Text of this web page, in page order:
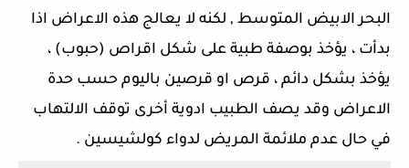
البحر الابيض المتوسط , لكنه لا يعالج هذه الاعراض اذا
بدأت ، يؤخذ بوصفة طبية على شكل اقراص (حبوب) ،
يؤخذ بشكل دائم ، قرص او قرصين باليوم حسب حدة
الاعراض وقد يصف الطبيب ادوية أخرى توقف الالتهاب
في حال عدم ملائمة المريض لدواء كولشيسين .